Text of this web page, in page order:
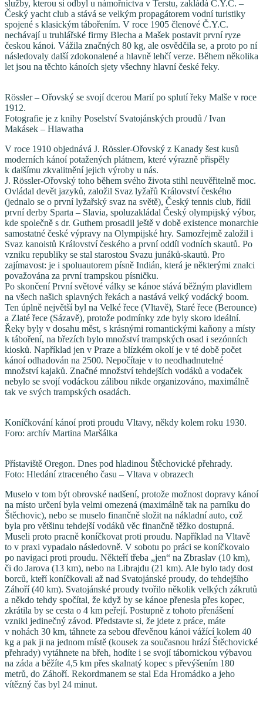
služby, kterou si odbyl u námořnictva v Terstu, zakládá Č.Y.C. –
Český yacht club a stává se velkým propagátorem vodní turistiky
spojené s klasickým tábořením. V roce 1905 členové Č.Y.C.
nechávají u truhlářské firmy Blecha a Mašek postavit první ryze
českou kánoi. Vážila značných 80 kg, ale osvědčila se, a proto po ní
následovaly další zdokonalené a hlavně lehčí verze. Během několika
let jsou na těchto kánoích sjety všechny hlavní české řeky.
Rössler – Ořovský se svojí dcerou Marií po splutí řeky Malše v roce
1912.
Fotografie je z knihy Poselství Svatojánských proudů / Ivan
Makásek – Hiawatha
V roce 1910 objednává J. Rössler-Ořovský z Kanady šest kusů
moderních kánoí potažených plátnem, které výrazně přispěly
k dalšímu zkvalitnění jejich výroby u nás.
J. Rössler-Ořovský toho během svého života stihl neuvěřitelně moc.
Ovládal devět jazyků, založil Svaz lyžařů Království českého
(jednalo se o první lyžařský svaz na světě), Český tennis club, řídil
první derby Sparta – Slavia, spoluzakládal Český olympijský výbor,
kde společně s dr. Guthem prosadil ještě v době existence monarchie
samostatné české výpravy na Olympijské hry. Samozřejmě založil i
Svaz kanoistů Království českého a první oddíl vodních skautů. Po
vzniku republiky se stal starostou Svazu junáků-skautů. Pro
zajímavost: je i spoluautorem písně Indián, která je některými znalci
považována za první trampskou písničku.
Po skončení První světové války se kánoe stává běžným plavidlem
na všech našich splavných řekách a nastává velký vodácký boom.
Ten úplně největší byl na Velké řece (Vltavě), Staré řece (Berounce)
a Zlaté řece (Sázavě), protože podmínky zde byly skoro ideální.
Řeky byly v dosahu měst, s krásnými romantickými kaňony a místy
k táboření, na březích bylo množství trampských osad i sezónních
kiosků. Například jen v Praze a blízkém okolí je v té době počet
kánoí odhadován na 2500. Nepočítaje v to neodhadnutelné
množství kajaků. Značné množství tehdejších vodáků a vodaček
nebylo se svojí vodáckou zálibou nikde organizováno, maximálně
tak ve svých trampských osadách.
Koníčkování kánoí proti proudu Vltavy, někdy kolem roku 1930.
Foro: archív Martina Maršálka
Přístaviště Oregon. Dnes pod hladinou Štěchovické přehrady.
Foto: Hledání ztraceného času – Vltava v obrazech
Muselo v tom být obrovské nadšení, protože možnost dopravy kánoí
na místo určení byla velmi omezená (maximálně tak na parníku do
Štěchovic), nebo se muselo finančně složit na nákladní auto, což
byla pro většinu tehdejší vodáků věc finančně těžko dostupná.
Museli proto pracně koníčkovat proti proudu. Například na Vltavě
to v praxi vypadalo následovně. V sobotu po práci se koníčkovalo
po navigaci proti proudu. Někteří třeba „jen“ na Zbraslav (10 km),
či do Jarova (13 km), nebo na Librajdu (21 km). Ale bylo tady dost
borců, kteří koníčkovali až nad Svatojánské proudy, do tehdejšího
Záhoří (40 km). Svatojánské proudy tvořilo několik velkých zákrutů
a někdo tehdy spočítal, že když by se kánoe přenesla přes kopec,
zkrátila by se cesta o 4 km peřejí. Postupně z tohoto přenášení
vznikl jedinečný závod. Představte si, že jdete z práce, máte
v nohách 30 km, táhnete za sebou dřevěnou kánoi vážící kolem 40
kg a pak ji na jednom místě (kousek za současnou hrází Štěchovické
přehrady) vytáhnete na břeh, hodíte i se svojí tábornickou výbavou
na záda a běžíte 4,5 km přes skalnatý kopec s převýšením 180
metrů, do Záhoří. Rekordmanem se stal Eda Hromádko a jeho
vítězný čas byl 24 minut.